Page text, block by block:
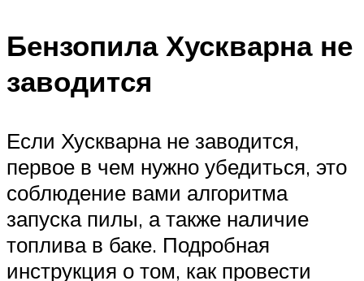
Бензопила Хускварна не
заводится
Если Хускварна не заводится,
первое в чем нужно убедиться, это
соблюдение вами алгоритма
запуска пилы, а также наличие
топлива в баке. Подробная
инструкция о том, как провести